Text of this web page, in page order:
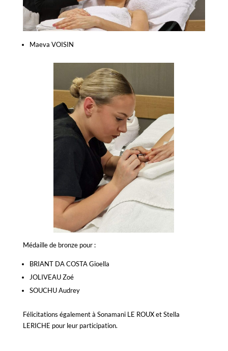
Maeva VOISIN
Médaille de bronze pour :
BRIANT DA COSTA Gioella
JOLIVEAU Zoé
SOUCHU Audrey
Félicitations également à Sonamani LE ROUX et Stella
LERICHE pour leur participation.